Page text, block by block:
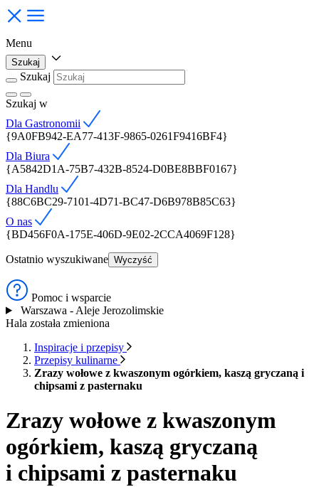
Menu
Szukaj
Szukaj
Szukaj w
Dla Gastronomii
{9A0FB942-EA77-413F-9865-0261F9416BF4}
Dla Biura
{A5842D1A-75B7-432B-8524-D0BE8BBF0167}
Dla Handlu
{88C6BC29-7101-4D71-BC47-D6B978B85C63}
O nas
{BD456F0A-175E-406D-9E02-2CCA4069F128}
Ostatnio wyszukiwane Wyczyść
Pomoc i wsparcie
Warszawa - Aleje Jerozolimskie
Hala została zmieniona
Inspiracje i przepisy
Przepisy kulinarne
Zrazy wołowe z kwaszonym ogórkiem, kaszą gryczaną i
chipsami z pasternaku
Zrazy wołowe z kwaszonym
ogórkiem, kaszą gryczaną
i chipsami z pasternaku